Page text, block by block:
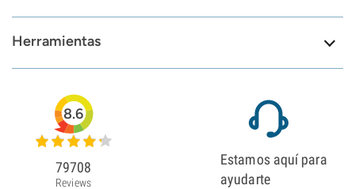
Herramientas
8.6
79708
Reviews
Estamos aquí para
ayudarte